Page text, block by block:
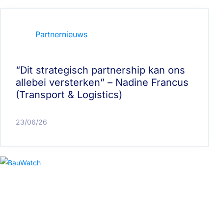
Partnernieuws
“Dit strategisch partnership kan ons
allebei versterken” – Nadine Francus
(Transport & Logistics)
23/06/26